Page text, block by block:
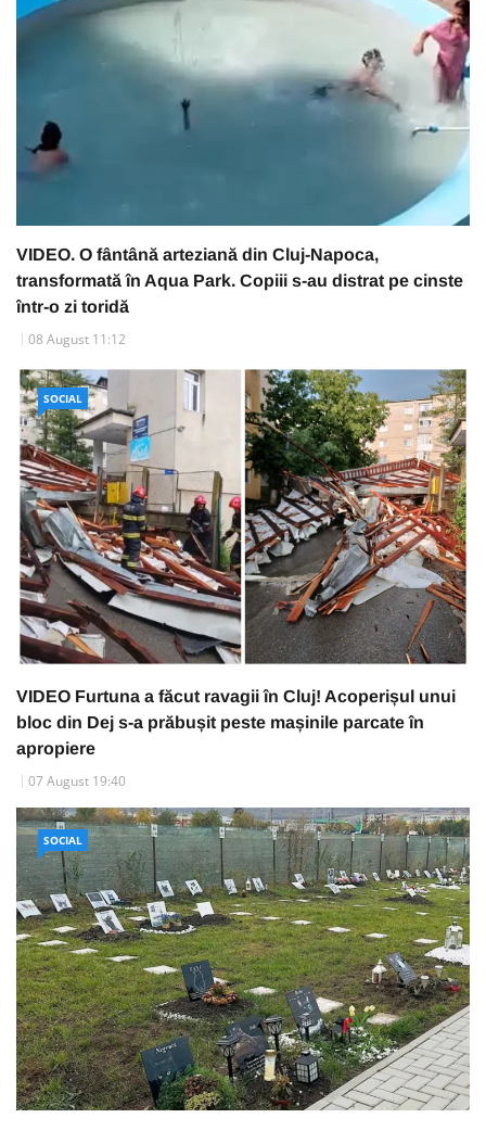
VIDEO. O fântână arteziană din Cluj-Napoca,
transformată în Aqua Park. Copiii s-au distrat pe cinste
într-o zi toridă
08 August 11:12
SOCIAL
VIDEO Furtuna a făcut ravagii în Cluj! Acoperișul unui
bloc din Dej s-a prăbușit peste mașinile parcate în
apropiere
07 August 19:40
SOCIAL